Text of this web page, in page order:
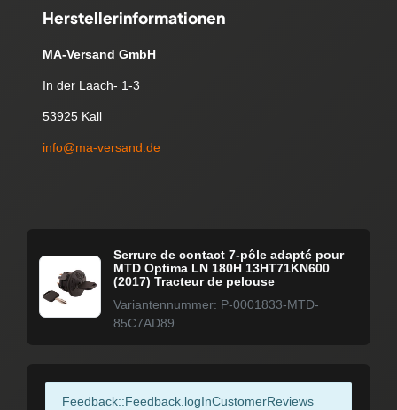
Herstellerinformationen
MA-Versand GmbH
In der Laach- 1-3
53925 Kall
info@ma-versand.de
Serrure de contact 7-pôle adapté pour
MTD Optima LN 180H 13HT71KN600
(2017) Tracteur de pelouse
Variantennummer: P-0001833-MTD-
85C7AD89
Feedback::Feedback.logInCustomerReviews